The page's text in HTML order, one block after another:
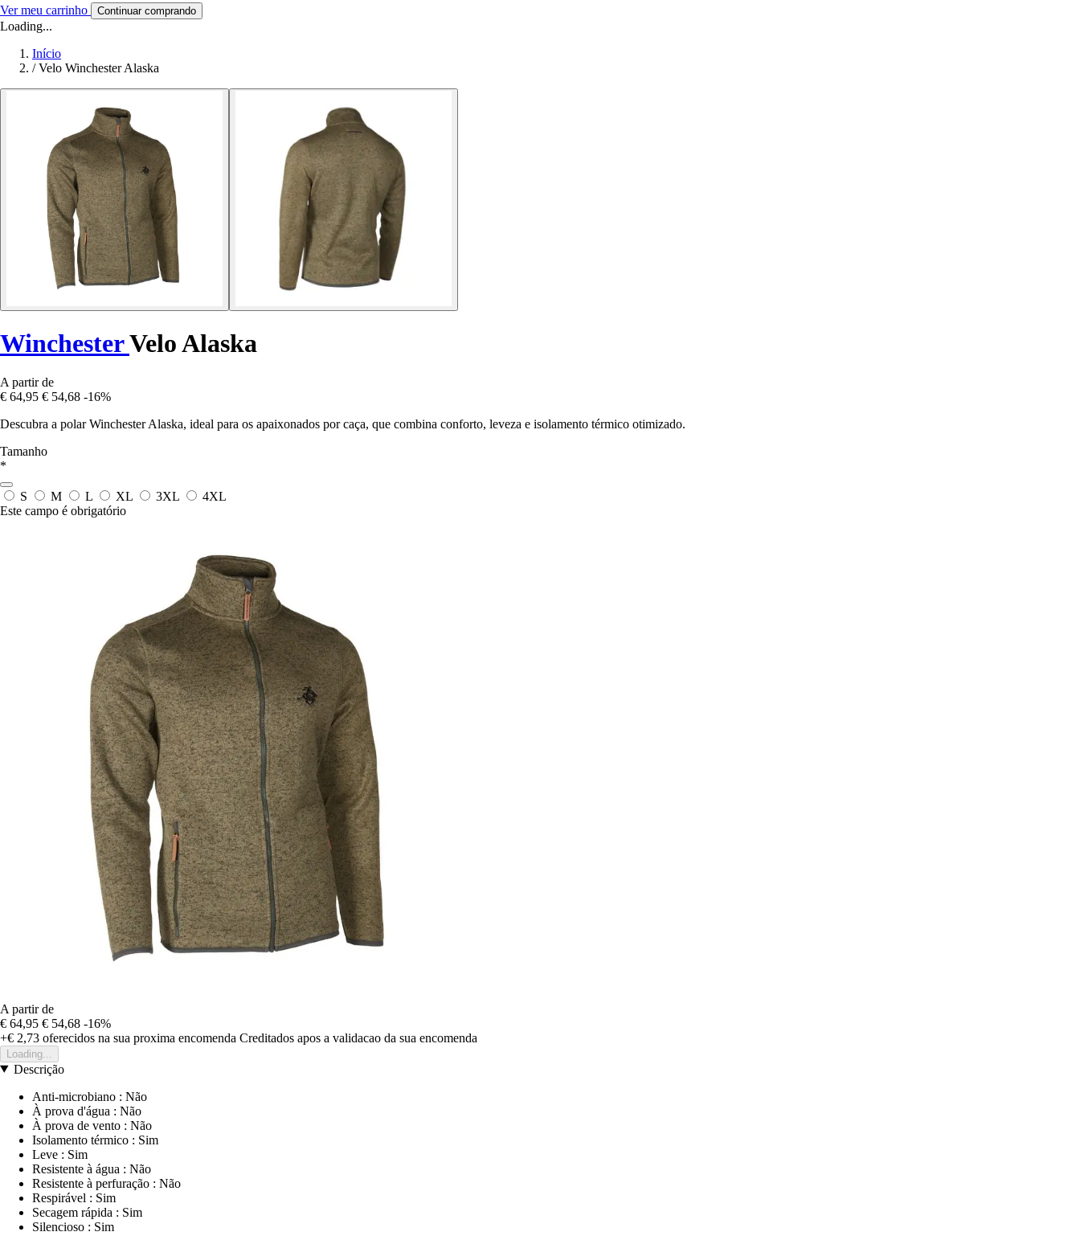
Ver meu carrinho Continuar comprando
Loading...
Início
/ Velo Winchester Alaska
WinchesterVelo Alaska
A partir de
€ 64,95 € 54,68 -16%
Descubra a polar Winchester Alaska, ideal para os apaixonados por caça, que combina conforto, leveza e isolamento térmico otimizado.
Tamanho
*
S M L XL 3XL
4XL
Este campo é obrigatório
A partir de
€ 64,95 € 54,68 -16%
+€ 2,73 oferecidos na sua proxima encomenda Creditados apos a validacao da sua encomenda
Loading...
Descrição
Anti-microbiano : Não
À prova d'água : Não
À prova de vento : Não
Isolamento térmico : Sim
Leve : Sim
Resistente à água : Não
Resistente à perfuração : Não
Respirável : Sim
Secagem rápida : Sim
Silencioso : Sim